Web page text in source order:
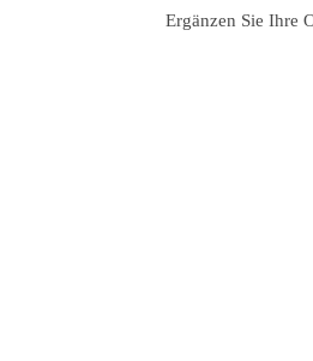
Ergänzen Sie Ihre